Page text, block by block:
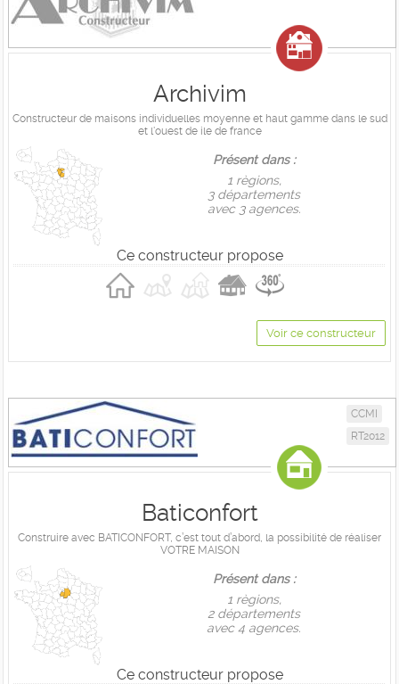
Archivim
Constructeur de maisons individuelles moyenne et haut gamme dans le sud
et l'ouest de ile de france
Présent dans :
1 règions,
3 départements
avec 3 agences.
Ce constructeur propose
Voir ce constructeur
CCMI
RT2012
Baticonfort
Construire avec BATICONFORT, c’est tout d’abord, la possibilité de réaliser
VOTRE MAISON
Présent dans :
1 règions,
2 départements
avec 4 agences.
Ce constructeur propose